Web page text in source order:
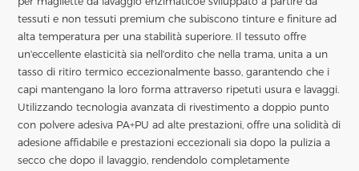
tessuti e non tessuti premium che subiscono tinture e finiture ad
alta temperatura per una stabilità superiore. Il tessuto offre
un'eccellente elasticità sia nell'ordito che nella trama, unita a un
tasso di ritiro termico eccezionalmente basso, garantendo che i
capi mantengano la loro forma attraverso ripetuti usura e lavaggi.
Utilizzando tecnologia avanzata di rivestimento a doppio punto
con polvere adesiva PA+PU ad alte prestazioni, offre una solidità di
adesione affidabile e prestazioni eccezionali sia dopo la pulizia a
secco che dopo il lavaggio, rendendolo completamente